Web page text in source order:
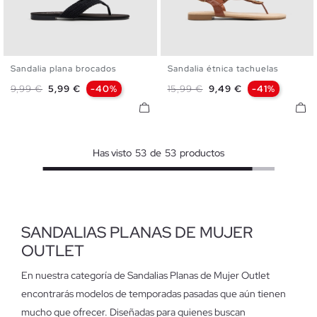
37
Sandalia plana brocados
Precio base
9,99 € Precio
5,99 € -40%
35 36 37 38 39
41
Sandalia étnica tachuelas
Precio base
15,99 € Precio
9,49 € -41%
Has visto 53 de 53 productos
SANDALIAS PLANAS DE MUJER
OUTLET
En nuestra categoría de Sandalias Planas de Mujer Outlet
encontrarás modelos de temporadas pasadas que aún tienen
mucho que ofrecer. Diseñadas para quienes buscan